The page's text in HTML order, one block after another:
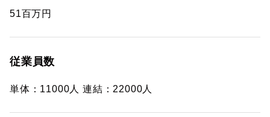
51百万円
従業員数
単体：11000人 連結：22000人